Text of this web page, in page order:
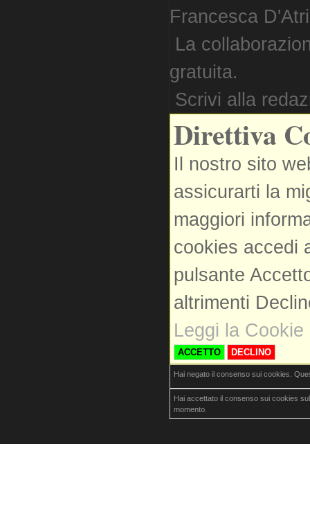
Francesca
La
gratuita.
Scrivi alla
Direttiva
Il nostro sito
assicurarti la
maggiori
cookies accedi
pulsante
altrimenti
Leggi la Cookie
ACCETTO DECLINO
Hai negato il consenso sui cookies.
Hai accettato il consenso sui cookies
momento.